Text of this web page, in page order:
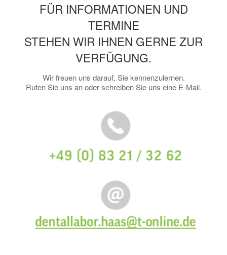
FÜR INFORMATIONEN UND
TERMINE
STEHEN WIR IHNEN GERNE ZUR
VERFÜGUNG.
Wir freuen uns darauf, Sie kennenzulernen.
Rufen Sie uns an oder schreiben Sie uns eine E-Mail.